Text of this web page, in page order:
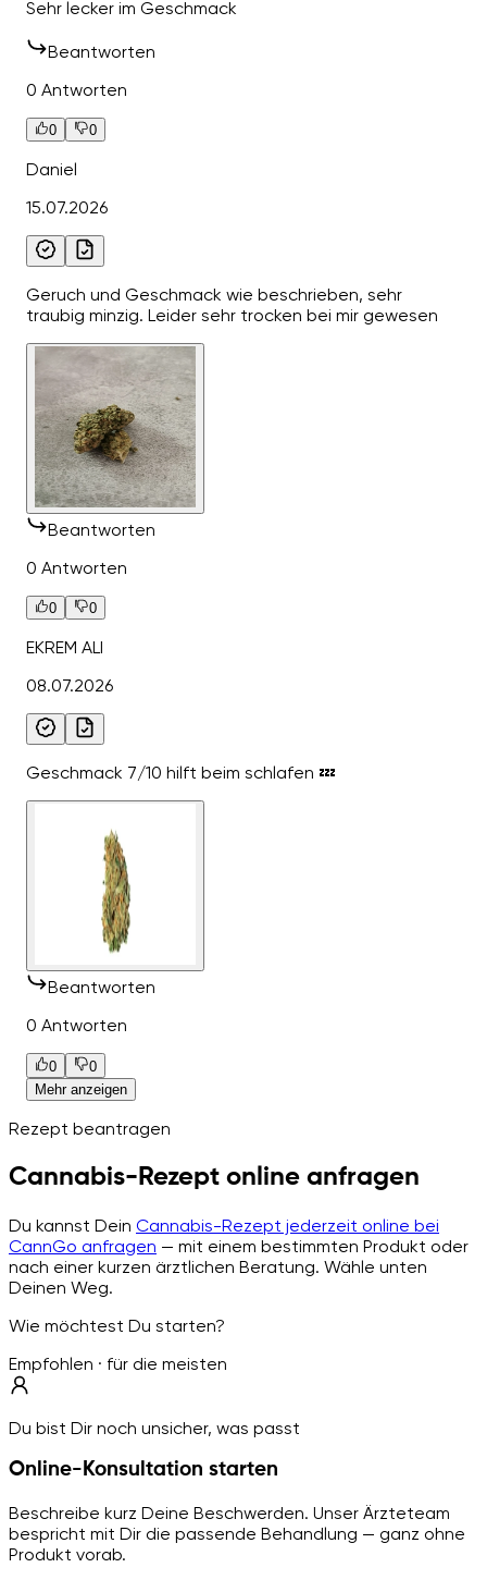
Sehr lecker im Geschmack
Beantworten
0 Antworten
0 0
Daniel
15.07.2026
Geruch und Geschmack wie beschrieben, sehr
traubig minzig. Leider sehr trocken bei mir gewesen
Beantworten
0 Antworten
0 0
EKREM ALI
08.07.2026
Geschmack 7/10 hilft beim schlafen 💤
Beantworten
0 Antworten
0
0
Mehr anzeigen
Rezept beantragen
Cannabis-Rezept online anfragen
Du kannst Dein Cannabis-Rezept jederzeit online bei
CannGo anfragen — mit einem bestimmten Produkt oder
nach einer kurzen ärztlichen Beratung. Wähle unten
Deinen Weg.
Wie möchtest Du starten?
Empfohlen · für die meisten
Du bist Dir noch unsicher, was passt
Online-Konsultation starten
Beschreibe kurz Deine Beschwerden. Unser Ärzteteam
bespricht mit Dir die passende Behandlung — ganz ohne
Produkt vorab.